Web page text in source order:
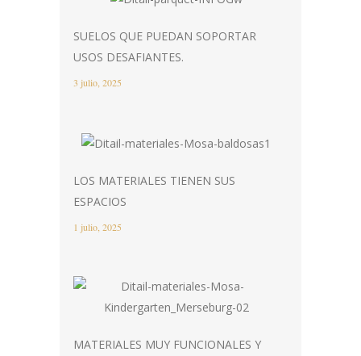
SUELOS QUE PUEDAN SOPORTAR
USOS DESAFIANTES.
3 julio, 2025
LOS MATERIALES TIENEN SUS
ESPACIOS
1 julio, 2025
MATERIALES MUY FUNCIONALES Y